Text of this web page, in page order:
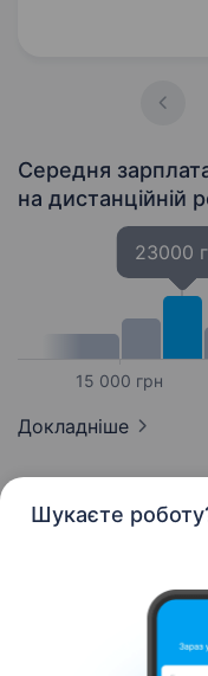
Шукаєте
розвивається, і
Буде
Середня
на дистанційній
15 000 грн
23000
Докладніше